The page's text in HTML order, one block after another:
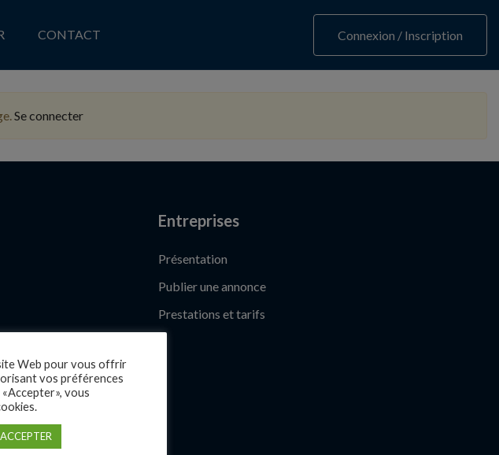
CONTACT Connexion / Inscription
Se connecter
Entreprises
Présentation
Publier une annonce
Prestations et tarifs
Web pour vous offrir
vos préférences
vous
ACCEPTER